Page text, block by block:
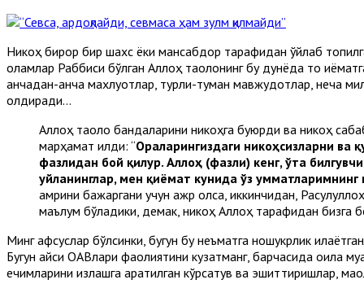
Никоҳ бирор бир шахс ёки мансабдор тарафидан ўйлаб
оламлар Раббиси бўлган Аллоҳ таолонинг бу дунёда то
қанчадан-қанча махлуқотлар, турли-туман мавжудотлар, неча
қолдиради...
Аллоҳ таоло бандаларини никоҳга буюрди ва никоҳ
марҳамат қилди: “Ораларингиздаги никоҳсизларни ва
фазлидан бой қилур. Аллоҳ (фазли) кенг, ўта
уйланинглар, мен қиёмат кунида ўз
амрини бажаргани учун ажр олса, иккинчидан,
маълум бўладики, демак, никоҳ Аллоҳ тарафидан бизга
Минг афсуслар бўлсинки, бугун бу неъматга ношукрлик
Бугун қайси ОАВлари фаолиятини кузатманг, барчасида оила
ечимларини излашга қаратилган кўрсатув ва эшиттиришлар,